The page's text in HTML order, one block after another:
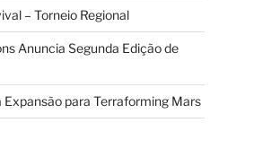
– Torneio Regional
Anuncia Segunda Edição de
Expansão para Terraforming Mars